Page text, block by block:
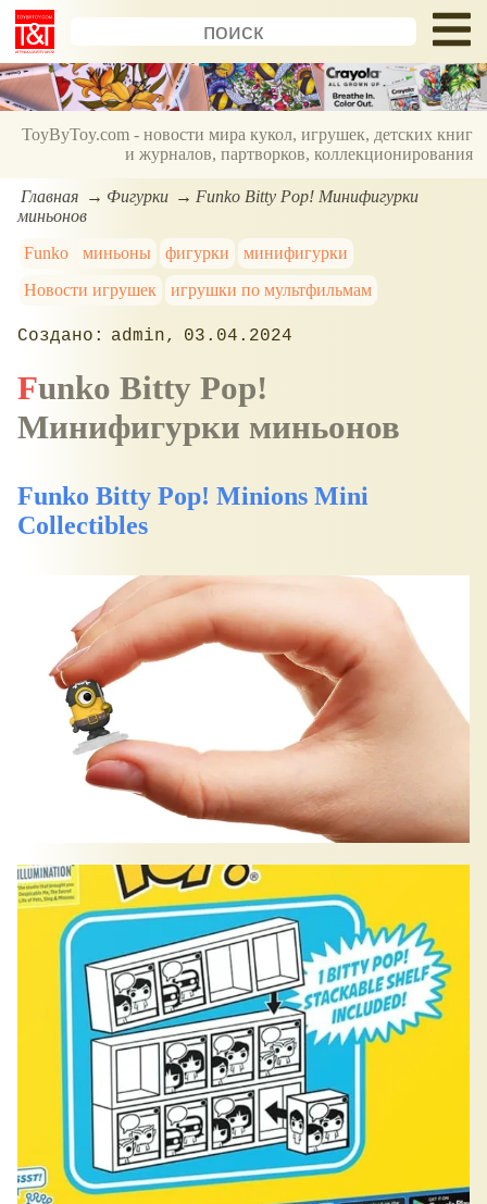
ToyByToy.com - новости мира кукол, игрушек, детских книг
и журналов, партворков, коллекционирования
Главная Фигурки
Funko Bitty Pop! Минифигурки
миньонов
Funko
миньоны фигурки
минифигурки
Новости игрушек
игрушки по мультфильмам
admin 03.04.2024
Funko Bitty Pop!
Минифигурки миньонов
Funko Bitty Pop! Minions Mini
Collectibles